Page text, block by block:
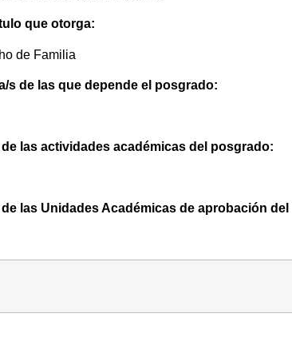
que otorga:
de Familia
s de las que depende el posgrado:
las actividades académicas del posgrado:
las Unidades Académicas de aprobación